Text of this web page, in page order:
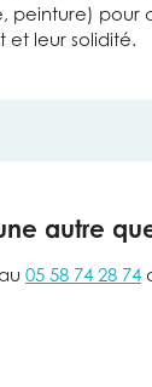
peinture) pour
et leur solidité.
autre
05 58 74 28 74